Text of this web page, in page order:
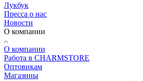
Лукбук
Пресса о нас
Новости
О компании
О компании
Работа в CHARMSTORE
Оптовикам
Магазины